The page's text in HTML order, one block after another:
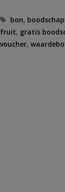
Tags
bon,
fruit, gratis
voucher,